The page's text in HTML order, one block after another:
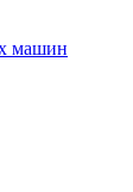
машин